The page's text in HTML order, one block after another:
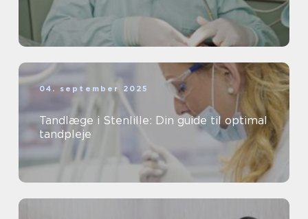
04. september 2025
Tandlæge i Stenlille: Din guide til optimal
tandpleje